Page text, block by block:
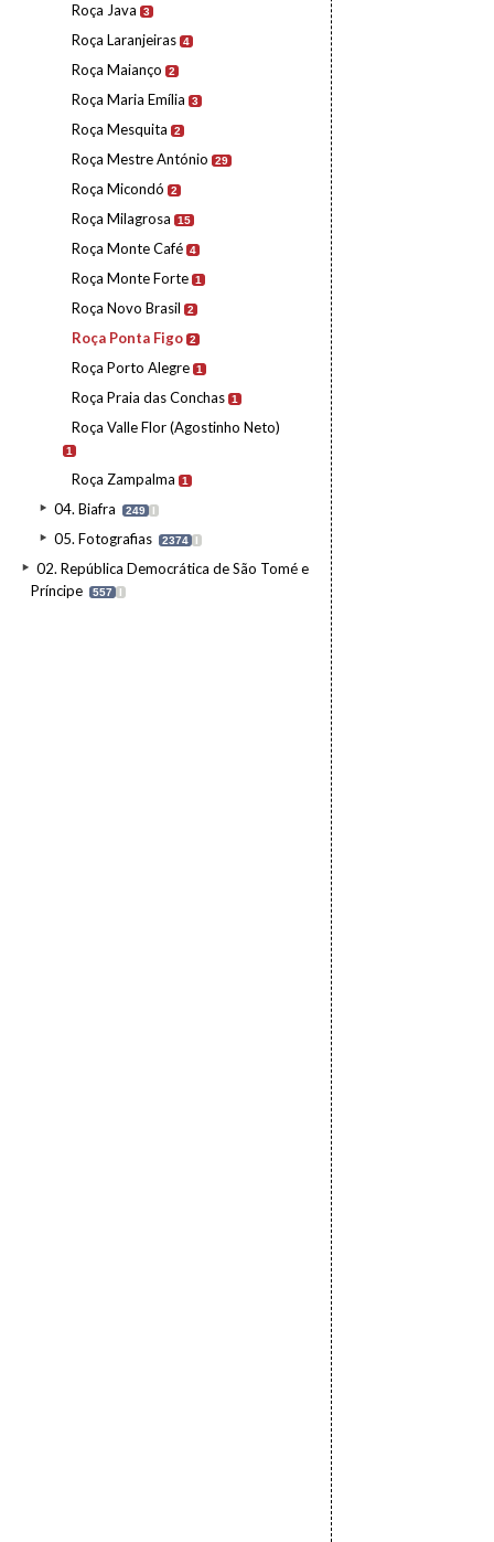
Roça Java 3
Roça Laranjeiras 4
Roça Maianço 2
Roça Maria Emília 3
Roça Mesquita 2
Roça Mestre António 29
Roça Micondó 2
Roça Milagrosa 15
Roça Monte Café 4
Roça Monte Forte 1
Roça Novo Brasil 2
Roça Ponta Figo 2
Roça Porto Alegre 1
Roça Praia das Conchas 1
Roça Valle Flor (Agostinho Neto)
1
Roça Zampalma 1
04. Biafra 249 I
05. Fotografias 2374 I
02. República Democrática de São Tomé e
Príncipe
557 I